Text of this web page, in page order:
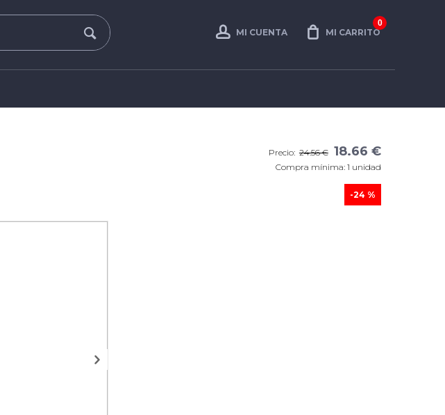
0
MI CARRITO
MI CUENTA
Precio:24.56 € 18.66 €
Compra mínima: 1 unidad
-24 %